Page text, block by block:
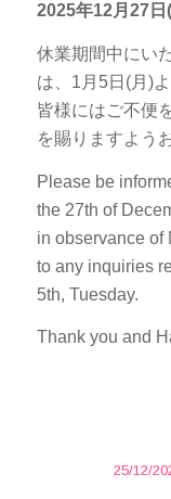
2025年12月27
休業期間中にい
は、1月5日(月)
皆様にはご不便
を賜りますよう
Please be
the 27th of
in observance of
to any inquiries
5th, Tuesday.
Thank you and
25/12/
/